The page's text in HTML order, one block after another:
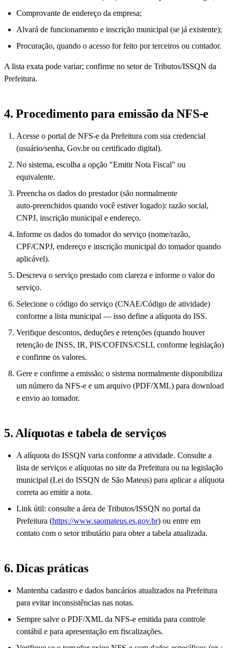
Comprovante de endereço da empresa;
Alvará de funcionamento e inscrição municipal (se já existente);
Procuração, quando o acesso for feito por terceiros ou contador.
A lista exata pode variar; confirme no setor de Tributos/ISSQN da
Prefeitura.
4. Procedimento para emissão da NFS-e
Acesse o portal de NFS-e da Prefeitura com sua credencial
(usuário/senha, Gov.br ou certificado digital).
No sistema, escolha a opção "Emitir Nota Fiscal" ou
equivalente.
Preencha os dados do prestador (são normalmente
auto‑preenchidos quando você estiver logado): razão social,
CNPJ, inscrição municipal e endereço.
Informe os dados do tomador do serviço (nome/razão,
CPF/CNPJ, endereço e inscrição municipal do tomador quando
aplicável).
Descreva o serviço prestado com clareza e informe o valor do
serviço.
Selecione o código do serviço (CNAE/Código de atividade)
conforme a lista municipal — isso define a alíquota do ISS.
Verifique descontos, deduções e retenções (quando houver
retenção de INSS, IR, PIS/COFINS/CSLL conforme legislação)
e confirme os valores.
Gere e confirme a emissão; o sistema normalmente disponibiliza
um número da NFS-e e um arquivo (PDF/XML) para download
e envio ao tomador.
5. Alíquotas e tabela de serviços
A alíquota do ISSQN varia conforme a atividade. Consulte a
lista de serviços e alíquotas no site da Prefeitura ou na legislação
municipal (Lei do ISSQN de São Mateus) para aplicar a alíquota
correta ao emitir a nota.
Link útil: consulte a área de Tributos/ISSQN no portal da
Prefeitura (https://www.saomateus.es.gov.br) ou entre em
contato com o setor tributário para obter a tabela atualizada.
6. Dicas práticas
Mantenha cadastro e dados bancários atualizados na Prefeitura
para evitar inconsistências nas notas.
Sempre salve o PDF/XML da NFS-e emitida para controle
contábil e para apresentação em fiscalizações.